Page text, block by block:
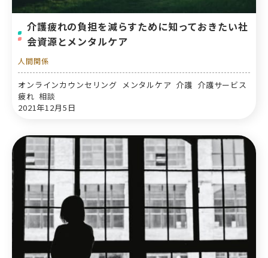
介護疲れの負担を減らすために知っておきたい社
会資源とメンタルケア
人間関係
オンラインカウンセリング メンタルケア 介護 介護サービス
疲れ 相談
2021年12月5日